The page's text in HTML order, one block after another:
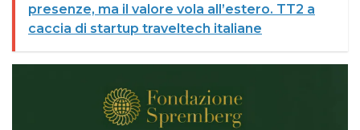
presenze, ma il valore vola all’estero. TT2 a
caccia di startup traveltech italiane